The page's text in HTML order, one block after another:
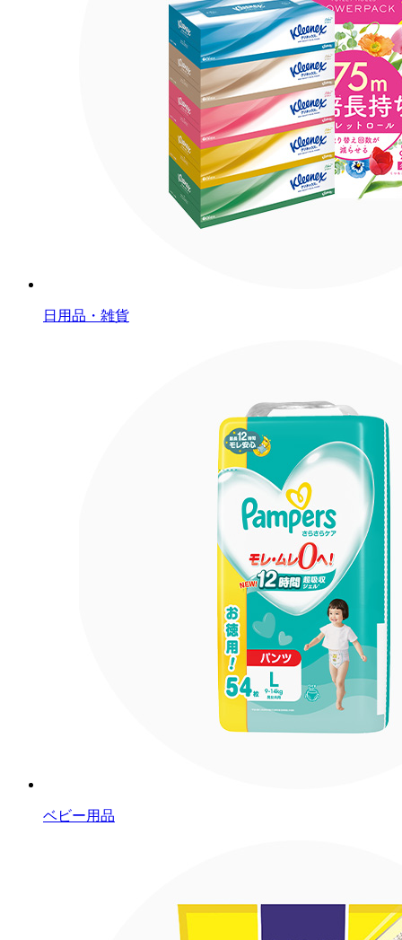
日用品・雑貨
ベビー用品